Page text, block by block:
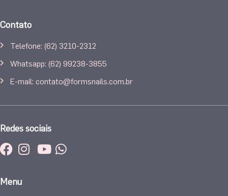
Contato
Telefone: (62) 3210-2312
Whatsapp: (62) 99238-3855
E-mail: contato@formsnails.com.br
Redes sociais
Menu